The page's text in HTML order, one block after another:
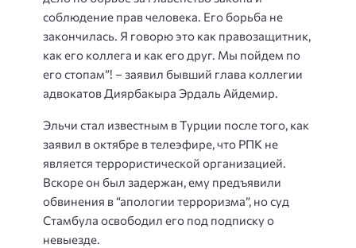
соблюдение прав человека. Его борьба не
закончилась. Я говорю это как правозащитник,
как его коллега и как его друг. Мы пойдем по
его стопам”! – заявил бывший глава коллегии
адвокатов Диярбакыра Эрдаль Айдемир.
Эльчи стал известным в Турции после того, как
заявил в октябре в телеэфире, что РПК не
является террористической организацией.
Вскоре он был задержан, ему предъявили
обвинения в “апологии терроризма”, но суд
Стамбула освободил его под подписку о
невыезде.